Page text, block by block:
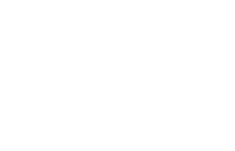
за веру в